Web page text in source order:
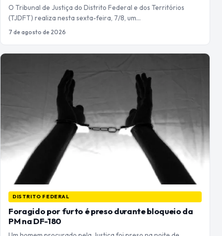
O Tribunal de Justiça do Distrito Federal e dos Territórios
(TJDFT) realiza nesta sexta-feira, 7/8, um…
7 de agosto de 2026
DISTRITO FEDERAL
Foragido por furto é preso durante bloqueio da
PM na DF-180